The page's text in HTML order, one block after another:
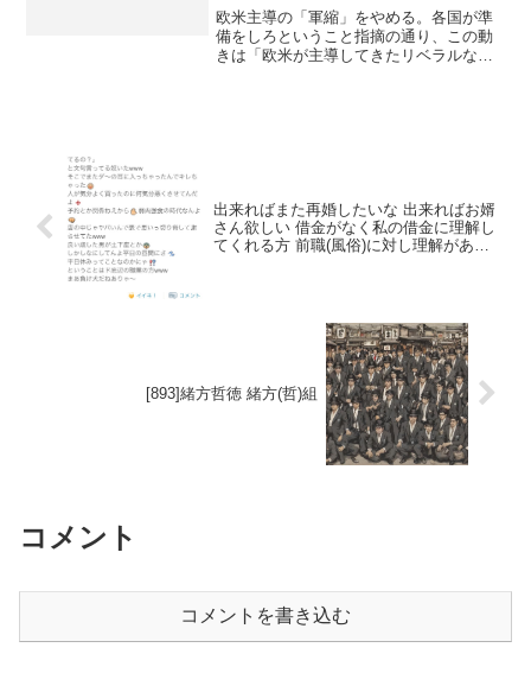
るだけ
欧米主導の「軍縮」をやめる。各国が準
備をしろということ指摘の通り、この動
きは「欧米が主導してきたリベラルな理
出来ればまた再婚したいな 出来ればお婿
さん欲しい 借金がなく私の借金に理解し
てくれる方 前職(風俗)に対し理解がある
[893]緒方哲徳 緒方(哲)組
コメント
コメントを書き込む